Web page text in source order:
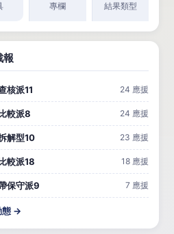
專欄 結果類型
報
核派11 24 應援
較派8 24 應援
解型10 23 應援
較派18 18 應援
保守派9 7 應援
態 →